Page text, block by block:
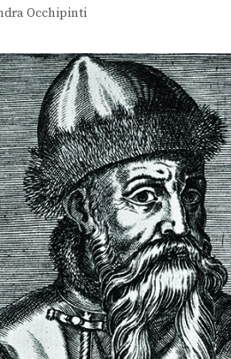
Occhipinti